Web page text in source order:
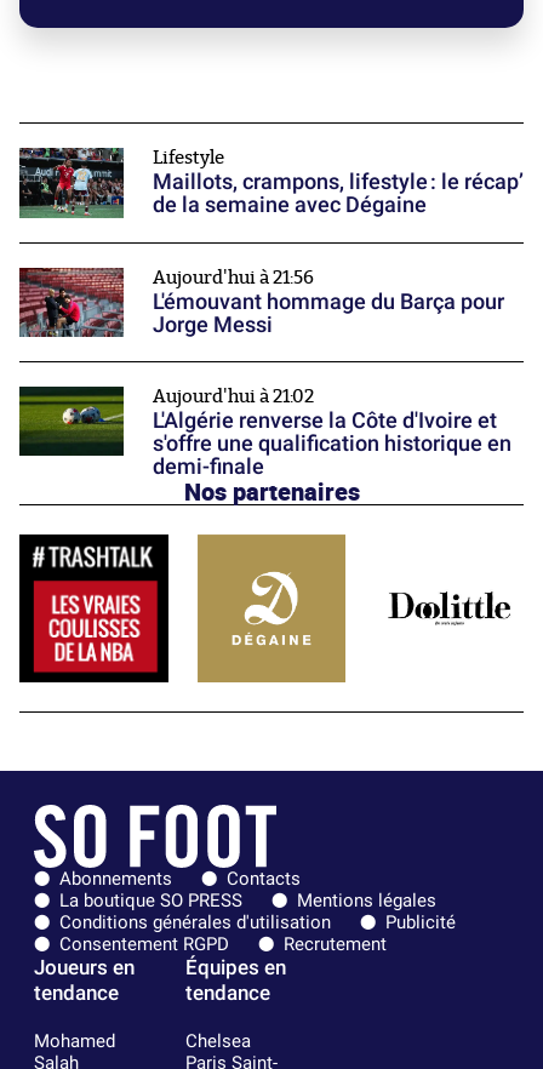
Lifestyle
Maillots, crampons, lifestyle : le récap’
de la semaine avec Dégaine
Aujourd'hui à 21:56
L'émouvant hommage du Barça pour
Jorge Messi
Aujourd'hui à 21:02
L'Algérie renverse la Côte d'Ivoire et
s'offre une qualification historique en
demi-finale
Nos partenaires
Abonnements
Contacts
La boutique SO PRESS
Mentions légales
Conditions générales d'utilisation
Publicité
Consentement RGPD
Recrutement
Joueurs en
tendance
Mohamed
Salah
Équipes en
tendance
Chelsea
Paris Saint-